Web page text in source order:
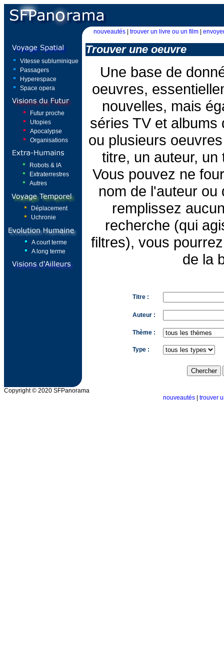
nouveautés trouver un livre ou un film
Vitesse subluminique
Passagers
Hyperespace
Space opera
Futur proche
Utopies
Apocalypse
Organisations
Robots & IA
Extraterrestres
Autres
Déplacement
Uchronie
A court terme
A long terme
Trouver une oeuvre
Une base de
oeuvres,
nouvelles, mais
séries TV et albums
ou plusieurs
titre, un auteur,
Vous pouvez ne
nom de l'auteur ou
remplissez
recherche (qui
filtres), vous
de la
Titre :
Auteur :
Thème :
Type :
Copyright © 2020 SFPanorama
nouveautés
trouver